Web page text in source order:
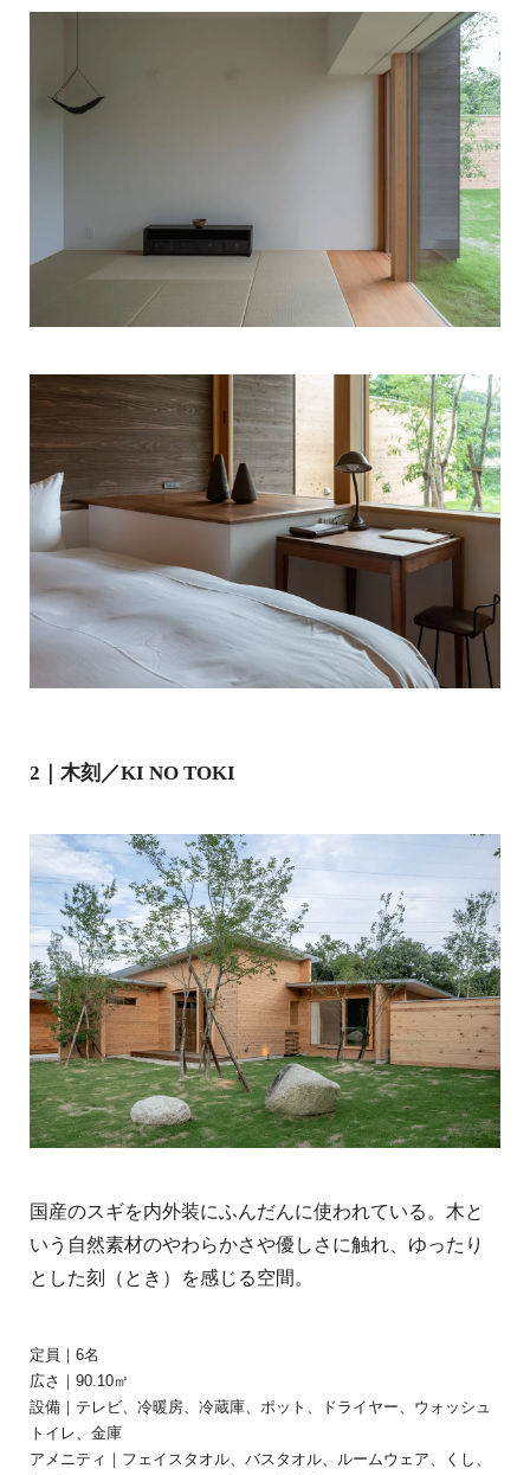
2｜木刻／KI NO TOKI
国産のスギを内外装にふんだんに使われている。木と
いう自然素材のやわらかさや優しさに触れ、ゆったり
とした刻（とき）を感じる空間。
定員｜6名
広さ｜90.10㎡
設備｜テレビ、冷暖房、冷蔵庫、ポット、ドライヤー、ウォッシュ
トイレ、金庫
アメニティ｜フェイスタオル、バスタオル、ルームウェア、くし、